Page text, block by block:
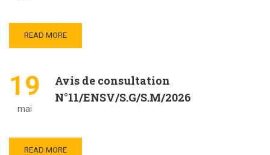
READ MORE
19
mai
Avis de consultation
N°11/ENSV/S.G/S.M/2026
READ MORE